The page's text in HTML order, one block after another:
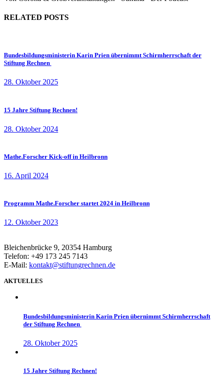
RELATED POSTS
Bundesbildungsministerin Karin Prien übernimmt Schirmherrschaft der
Stiftung Rechnen
28. Oktober 2025
15 Jahre Stiftung Rechnen!
28. Oktober 2024
Mathe.Forscher Kick-off in Heilbronn
16. April 2024
Programm Mathe.Forscher startet 2024 in Heilbronn
12. Oktober 2023
Bleichenbrücke 9, 20354 Hamburg
Telefon: +49 173 245 7143
E-Mail: kontakt@stiftungrechnen.de
AKTUELLES
Bundesbildungsministerin Karin Prien übernimmt Schirmherrschaft
der Stiftung Rechnen
28. Oktober 2025
15 Jahre Stiftung Rechnen!